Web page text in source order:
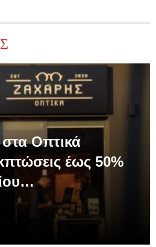
Οπτικά
έως 50%